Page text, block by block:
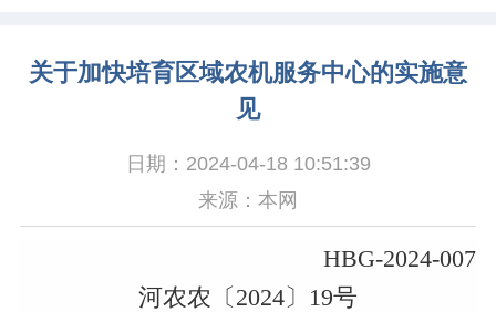
关于加快培育区域农机服务中心的实施意
见
日期：2024-04-18 10:51:39
来源：本网
HBG-2024-007
河农农〔2024〕19号